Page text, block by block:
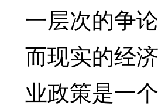
一层次的争
而现实的经
业政策是一